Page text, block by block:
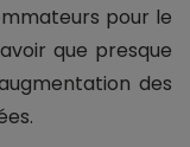
pour le
que presque
des